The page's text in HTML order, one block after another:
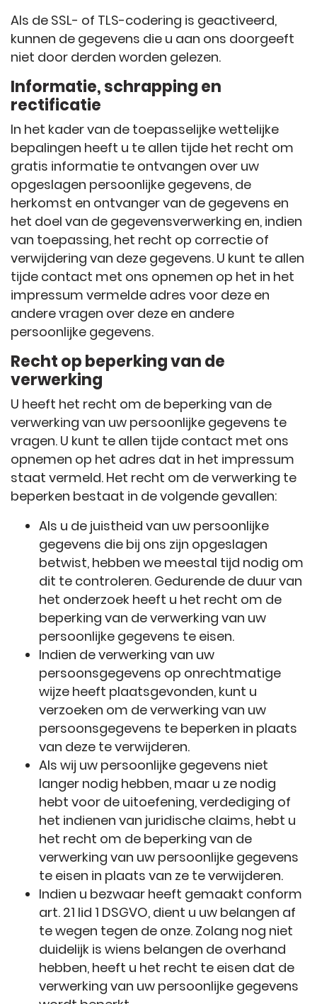
Als de SSL- of TLS-codering is geactiveerd,
kunnen de gegevens die u aan ons doorgeeft
niet door derden worden gelezen.
Informatie, schrapping en
rectificatie
In het kader van de toepasselijke wettelijke
bepalingen heeft u te allen tijde het recht om
gratis informatie te ontvangen over uw
opgeslagen persoonlijke gegevens, de
herkomst en ontvanger van de gegevens en
het doel van de gegevensverwerking en, indien
van toepassing, het recht op correctie of
verwijdering van deze gegevens. U kunt te allen
tijde contact met ons opnemen op het in het
impressum vermelde adres voor deze en
andere vragen over deze en andere
persoonlijke gegevens.
Recht op beperking van de
verwerking
U heeft het recht om de beperking van de
verwerking van uw persoonlijke gegevens te
vragen. U kunt te allen tijde contact met ons
opnemen op het adres dat in het impressum
staat vermeld. Het recht om de verwerking te
beperken bestaat in de volgende gevallen:
Als u de juistheid van uw persoonlijke
gegevens die bij ons zijn opgeslagen
betwist, hebben we meestal tijd nodig om
dit te controleren. Gedurende de duur van
het onderzoek heeft u het recht om de
beperking van de verwerking van uw
persoonlijke gegevens te eisen.
Indien de verwerking van uw
persoonsgegevens op onrechtmatige
wijze heeft plaatsgevonden, kunt u
verzoeken om de verwerking van uw
persoonsgegevens te beperken in plaats
van deze te verwijderen.
Als wij uw persoonlijke gegevens niet
langer nodig hebben, maar u ze nodig
hebt voor de uitoefening, verdediging of
het indienen van juridische claims, hebt u
het recht om de beperking van de
verwerking van uw persoonlijke gegevens
te eisen in plaats van ze te verwijderen.
Indien u bezwaar heeft gemaakt conform
art. 21 lid 1 DSGVO, dient u uw belangen af
te wegen tegen de onze. Zolang nog niet
duidelijk is wiens belangen de overhand
hebben, heeft u het recht te eisen dat de
verwerking van uw persoonlijke gegevens